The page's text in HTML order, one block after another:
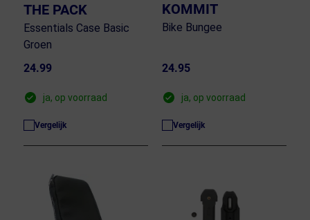
THE PACK
Essentials Case Basic
Groen
24.99
ja, op voorraad
Vergelijk
KOMMIT
Bike Bungee
24.95
ja, op voorraad
Vergelijk